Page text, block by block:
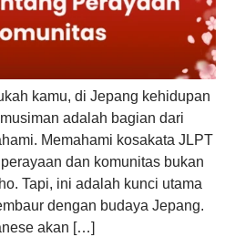
kamu, di Jepang kehidupan
adalah bagian dari
Memahami kosakata JLPT
dan komunitas bukan
Tapi, ini adalah kunci utama
dengan budaya Jepang.
akan […]